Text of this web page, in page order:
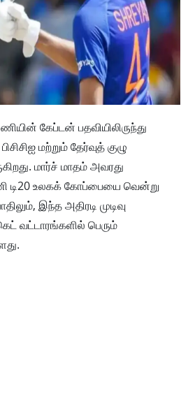
கேப்டன் பதவியிலிருந்து
மற்றும் தேர்வுத் குழு
மார்ச் மாதம் அவரது
டி20 உலகக் கோப்பையை வென்று
இந்த அதிரடி முடிவு
வட்டாரங்களில் பெரும்